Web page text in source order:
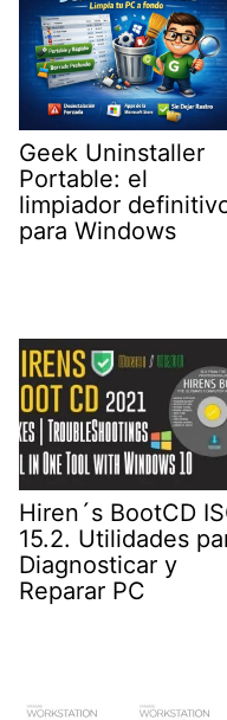
Geek Uninstaller
Portable: el
limpiador
para Windows
Hiren´s BootCD
15.2. Utilidades
Diagnosticar y
Reparar PC